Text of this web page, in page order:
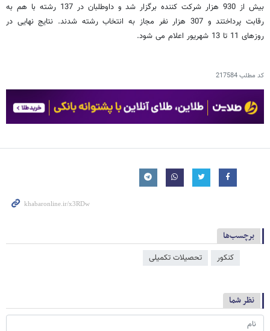
بیش از 930 هزار شرکت کننده برگزار شد و داوطلبان در 137 رشته با هم به
رقابت پرداختند و 307 هزار نفر مجاز به انتخاب رشته شدند. نتایج نهایی در
روزهای 11 تا 13 شهریور اعلام می شود.
کد مطلب217584
برچسب‌ها
کنکور تحصیلات تکمیلی
نظر شما